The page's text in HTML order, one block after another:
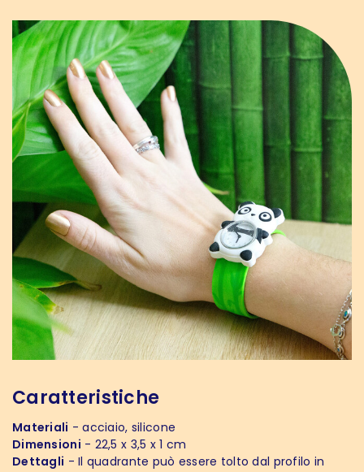
Caratteristiche
Materiali - acciaio, silicone
Dimensioni - 22,5 x 3,5 x 1 cm
Dettagli - Il quadrante può essere tolto dal profilo in